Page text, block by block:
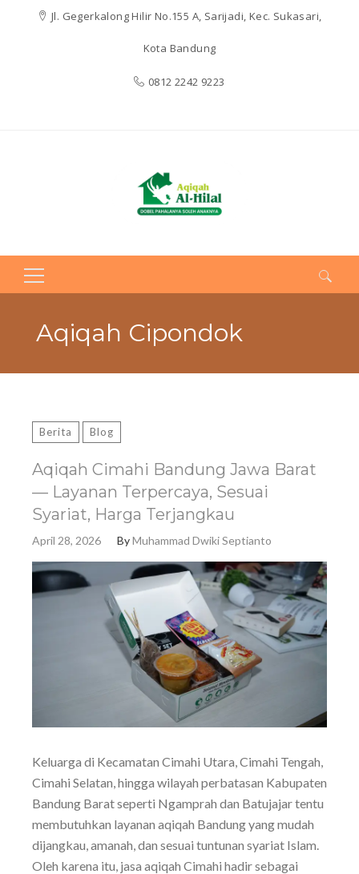
Jl. Gegerkalong Hilir No.155 A, Sarijadi, Kec. Sukasari,
Kota Bandung
0812 2242 9223
Search
Aqiqah Cipondok
Berita Blog
Aqiqah Cimahi Bandung Jawa Barat
— Layanan Terpercaya, Sesuai
Syariat, Harga Terjangkau
April 28, 2026 ByMuhammad Dwiki Septianto
Keluarga di Kecamatan Cimahi Utara, Cimahi Tengah,
Cimahi Selatan, hingga wilayah perbatasan Kabupaten
Bandung Barat seperti Ngamprah dan Batujajar tentu
membutuhkan layanan aqiqah Bandung yang mudah
dijangkau, amanah, dan sesuai tuntunan syariat Islam.
Oleh karena itu, jasa aqiqah Cimahi hadir sebagai